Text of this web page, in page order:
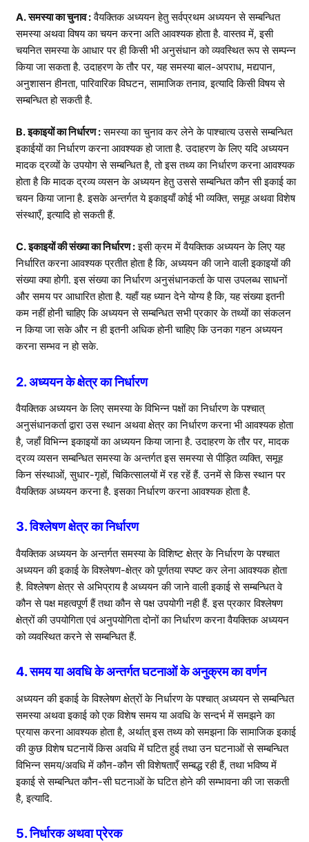
A. समस्या का चुनाव :वैयक्तिक अध्ययन हेतु सर्वप्रथम अध्ययन से सम्बन्धित
समस्या अथवा विषय का चयन करना अति आवश्यक होता है. वास्तव में, इसी
चयनित समस्या के आधार पर ही किसी भी अनुसंधान को व्यवस्थित रूप से सम्पन्न
किया जा सकता है. उदाहरण के तौर पर, यह समस्या बाल-अपराध, मद्यपान,
अनुशासन हीनता, पारिवारिक विघटन, सामाजिक तनाव, इत्यादि किसी विषय से
सम्बन्धित हो सकती है.
B. इकाइयों का निर्धारण :समस्या का चुनाव कर लेने के पाश्चात्य उससे सम्बन्धित
इकाईयों का निर्धारण करना आवश्यक हो जाता है. उदाहरण के लिए यदि अध्ययन
मादक द्रव्यों के उपयोग से सम्बन्धित है, तो इस तथ्य का निर्धारण करना आवश्यक
होता है कि मादक द्रव्य व्यसन के अध्ययन हेतु उससे सम्बन्धित कौन सी इकाई का
चयन किया जाना है. इसके अन्तर्गत ये इकाइयाँ कोई भी व्यक्ति, समूह अथवा विशेष
संस्थाएँ, इत्यादि हो सकती हैं.
C. इकाइयों की संख्या का निर्धारण :इसी क्रम में वैयक्तिक अध्ययन के लिए यह
निर्धारित करना आवश्यक प्रतीत होता है कि, अध्ययन की जाने वाली इकाइयों की
संख्या क्या होगी. इस संख्या का निर्धारण अनुसंधानकर्ता के पास उपलब्ध साधनों
और समय पर आधारित होता है. यहाँ यह ध्यान देने योग्य है कि, यह संख्या इतनी
कम नहीं होनी चाहिए कि अध्ययन से सम्बन्धित सभी प्रकार के तथ्यों का संकलन
न किया जा सके और न ही इतनी अधिक होनी चाहिए कि उनका गहन अध्ययन
करना सम्भव न हो सके.
2. अध्ययन के क्षेत्र का निर्धारण
वैयक्तिक अध्ययन के लिए समस्या के विभिन्न पक्षों का निर्धारण के पश्चात्
अनुसंधानकर्ता द्वारा उस स्थान अथवा क्षेत्र का निर्धारण करना भी आवश्यक होता
है, जहाँ विभिन्न इकाइयों का अध्ययन किया जाना है. उदाहरण के तौर पर, मादक
द्रव्य व्यसन सम्बन्धित समस्या के अन्तर्गत इस समस्या से पीड़ित व्यक्ति, समूह
किन संस्थाओं, सुधार-गृहों, चिकित्सालयों में रह रहें हैं. उनमें से किस स्थान पर
वैयक्तिक अध्ययन करना है. इसका निर्धारण करना आवश्यक होता है.
3. विश्लेषण क्षेत्र का निर्धारण
वैयक्तिक अध्ययन के अन्तर्गत समस्या के विशिष्ट क्षेत्र के निर्धारण के पश्चात
अध्ययन की इकाई के विश्लेषण-क्षेत्र को पूर्णतया स्पष्ट कर लेना आवश्यक होता
है. विश्लेषण क्षेत्र से अभिप्राय है अध्ययन की जाने वाली इकाई से सम्बन्धित वे
कौन से पक्ष महत्वपूर्ण हैं तथा कौन से पक्ष उपयोगी नही हैं. इस प्रकार विश्लेषण
क्षेत्रों की उपयोगिता एवं अनुपयोगिता दोनों का निर्धारण करना वैयक्तिक अध्ययन
को व्यवस्थित करने से सम्बन्धित हैं.
4. समय या अवधि के अन्तर्गत घटनाओं के अनुक्रम का वर्णन
अध्ययन की इकाई के विश्लेषण क्षेत्रों के निर्धारण के पश्चात् अध्ययन से सम्बन्धित
समस्या अथवा इकाई को एक विशेष समय या अवधि के सन्दर्भ में समझने का
प्रयास करना आवश्यक होता है, अर्थात् इस तथ्य को समझना कि सामाजिक इकाई
की कुछ विशेष घटनायें किस अवधि में घटित हुई तथा उन घटनाओं से सम्बन्धित
विभिन्न समय/अवधि में कौन-कौन सी विशेषताएँ सम्बद्ध रही हैं, तथा भविष्य में
इकाई से सम्बन्धित कौन-सी घटनाओं के घटित होने की सम्भावना की जा सकती
है, इत्यादि.
5. निर्धारक अथवा प्रेरक